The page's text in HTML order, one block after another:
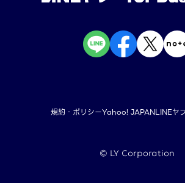
規約・ポリシーYahoo! JAPANLINEヤ
©︎ LY Corporation